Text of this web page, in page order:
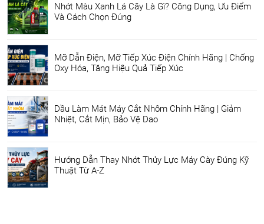
Nhớt Màu Xanh Lá Cây Là Gì? Công Dụng, Ưu Điểm
Và Cách Chọn Đúng
Mỡ Dẫn Điện, Mỡ Tiếp Xúc Điện Chính Hãng | Chống
Oxy Hóa, Tăng Hiệu Quả Tiếp Xúc
Dầu Làm Mát Máy Cắt Nhôm Chính Hãng | Giảm
Nhiệt, Cắt Mịn, Bảo Vệ Dao
Hướng Dẫn Thay Nhớt Thủy Lực Máy Cày Đúng Kỹ
Thuật Từ A-Z